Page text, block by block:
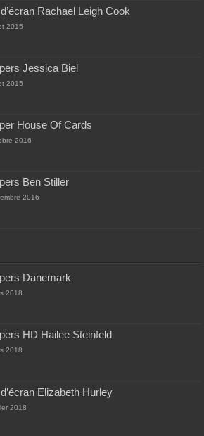
Rachael Leigh Cook
2015
Jessica Biel
2015
House Of Cards
2016
Ben Stiller
2016
Danemark
2018
HD Hailee Steinfeld
2018
Elizabeth Hurley
2018